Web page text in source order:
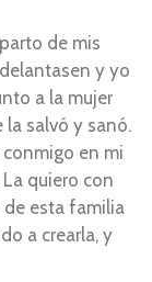
de mis
y yo
a la mujer
la salvó y sanó.
en mi
quiero con
de esta familia
a crearla, y